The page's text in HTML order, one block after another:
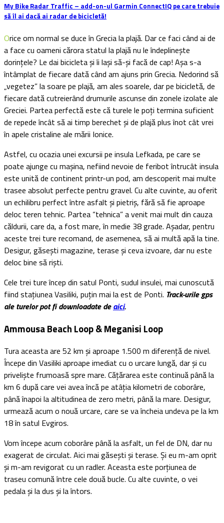
My Bike Radar Traffic – add-on-ul Garmin ConnectIQ pe care trebuie
să îl ai dacă ai radar de bicicletă!
Orice om normal se duce în Grecia la plajă. Dar ce faci când ai de
a face cu oameni cărora statul la plajă nu le îndeplinește
dorințele? Le dai bicicleta și îi lași să-și facă de cap! Așa s-a
întâmplat de fiecare dată când am ajuns prin Grecia. Nedorind să
„vegetez” la soare pe plajă, am ales soarele, dar pe bicicletă, de
fiecare dată cutreierând drumurile ascunse din zonele izolate ale
Greciei. Partea perfectă este că turele le poți termina suficient
de repede încât să ai timp berechet și de plajă plus înot cât vrei
în apele cristaline ale mării Ionice.
Astfel, cu ocazia unei excursii pe insula Lefkada, pe care se
poate ajunge cu mașina, nefiind nevoie de feribot întrucât insula
este unită de continent printr-un pod, am descoperit mai multe
trasee absolut perfecte pentru gravel. Cu alte cuvinte, au oferit
un echilibru perfect între asfalt și pietriș, fără să fie aproape
deloc teren tehnic. Partea “tehnica” a venit mai mult din cauza
căldurii, care da, a fost mare, în medie 38 grade. Așadar, pentru
aceste trei ture recomand, de asemenea, să ai multă apă la tine.
Desigur, găsești magazine, terase și ceva izvoare, dar nu este
deloc bine să riști.
Cele trei ture încep din satul Ponti, sudul insulei, mai cunoscută
fiind stațiunea Vasiliki, puțin mai la est de Ponti. Track-urile gps
ale turelor pot fi downloadate deaici.
Ammousa Beach Loop & Meganisi Loop
Tura aceasta are 52 km și aproape 1.500 m diferență de nivel.
Începe din Vasiliki aproape imediat cu o urcare lungă, dar și cu
priveliște frumoasă spre mare. Cățărarea este continuă până la
km 6 după care vei avea încă pe atâția kilometri de coborâre,
până înapoi la altitudinea de zero metri, până la mare. Desigur,
urmează acum o nouă urcare, care se va încheia undeva pe la km
18 în satul Evgiros.
Vom începe acum coborâre până la asfalt, un fel de DN, dar nu
exagerat de circulat. Aici mai găsești și terase. Și eu m-am oprit
și m-am revigorat cu un radler. Aceasta este porțiunea de
traseu comună între cele două bucle. Cu alte cuvinte, o vei
pedala și la dus și la întors.